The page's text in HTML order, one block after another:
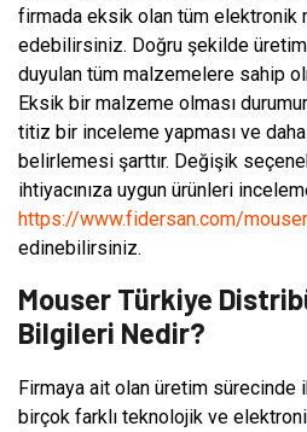
firmada eksik olan tüm elektronik
edebilirsiniz. Doğru şekilde
duyulan tüm malzemelere sahip
Eksik bir malzeme olması
titiz bir inceleme yapması ve
belirlemesi şarttır. Değişik
ihtiyacınıza uygun ürünleri
https://www.fidersan.com/mouser
edinebilirsiniz.
Mouser Türkiye
Bilgileri Nedir?
Firmaya ait olan üretim sürecinde
birçok farklı teknolojik ve